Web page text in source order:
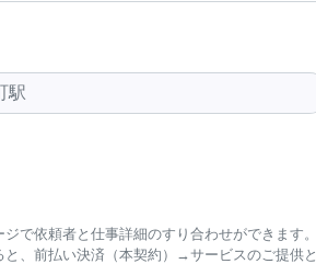
で依頼者と仕事詳細のすり合わせができます。
と、前払い決済（本契約）→サービスのご提供と